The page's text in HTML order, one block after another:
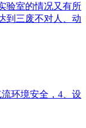
验室的情况又有所
到三废不对人、动
环境安全，4、设